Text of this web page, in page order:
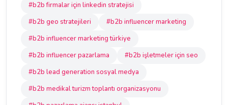
#b2b firmalar için linkedin stratejisi
#b2b geo stratejileri
#b2b influencer marketing
#b2b influencer marketing türkiye
#b2b influencer pazarlama
#b2b işletmeler için seo
#b2b lead generation sosyal medya
#b2b medikal turizm toplantı organizasyonu